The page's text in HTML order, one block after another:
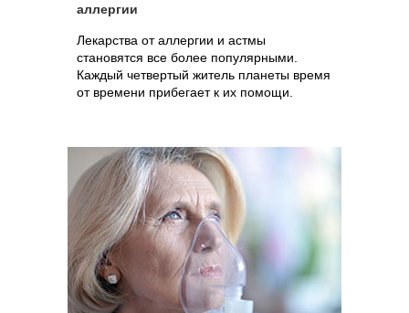
аллергии
Лекарства от аллергии и астмы
становятся все более популярными.
Каждый четвертый житель планеты время
от времени прибегает к их помощи.